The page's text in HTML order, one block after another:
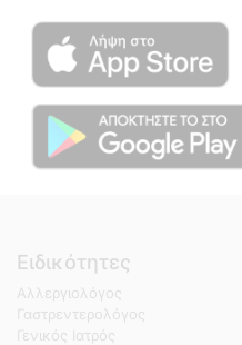
Ειδικότητες
Αλλεργιολόγος
Γαστρεντερολόγος
Γενικός Ιατρός